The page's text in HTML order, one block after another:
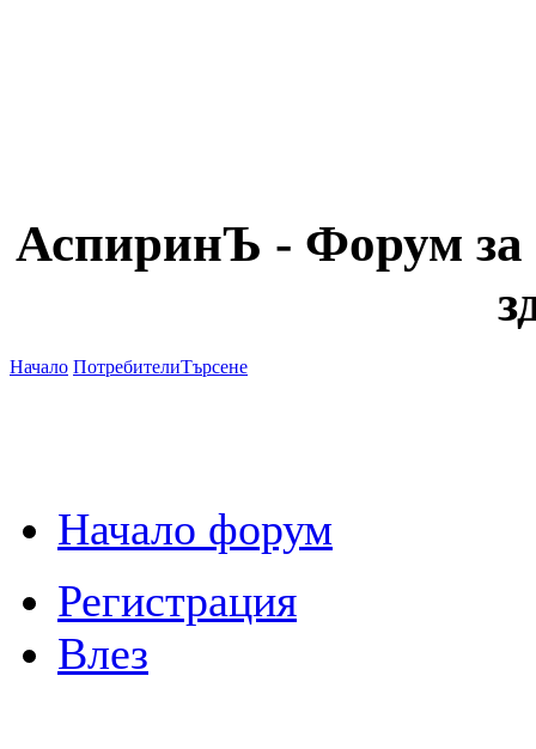
АспиринЪ - Форум за
Начало ПотребителиТърсене
Начало форум
Регистрация
Влез